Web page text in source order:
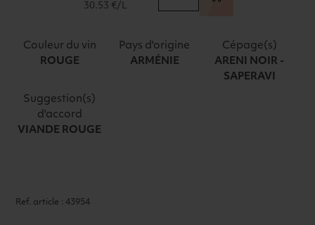
ARMENIA
30.53 €/L
Couleur du vin
ROUGE
Pays d'origine
ARMÉNIE
Cépage(s)
ARENI NOIR -
SAPERAVI
Suggestion(s)
d'accord
VIANDE ROUGE
Ref. article : 43954